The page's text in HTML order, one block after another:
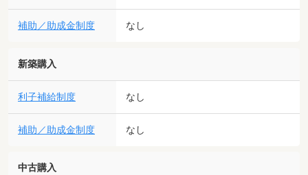
補助／助成金制度 なし
新築購入
利子補給制度 なし
補助／助成金制度 なし
中古購入